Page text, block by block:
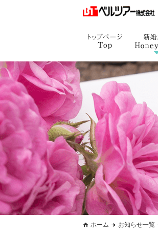
ホーム お知らせ一覧